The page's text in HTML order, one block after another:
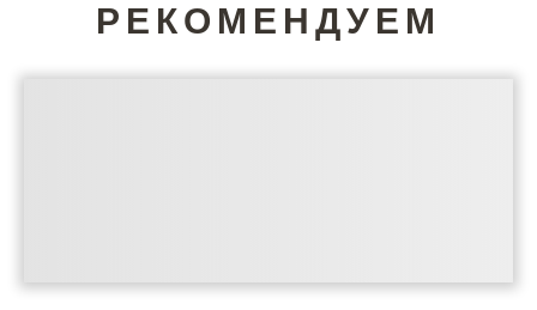
РЕКОМЕНДУЕМ